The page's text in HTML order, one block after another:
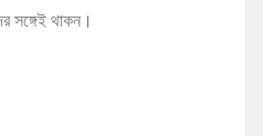
সঙ্গেই থাকন।